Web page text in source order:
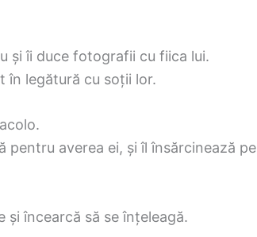
și îi duce fotografii cu fiica lui.
în legătură cu soții lor.
pentru averea ei, și îl însărcinează pe
și încearcă să se înțeleagă.